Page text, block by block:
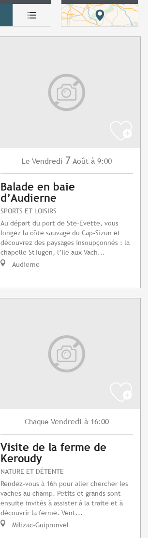
Le Vendredi 7 Août à 9:00
Balade en baie
d’Audierne
SPORTS ET LOISIRS
Au départ du port de Ste-Evette, vous
longez la côte sauvage du Cap-Sizun et
découvrez des paysages insoupçonnés : la
chapelle StTugen, l’Ile aux Vach...
Audierne
Chaque Vendredi à 16:00
Visite de la ferme de
Keroudy
NATURE ET DÉTENTE
Rendez-vous à 16h pour aller chercher les
vaches au champ. Petits et grands sont
ensuite invités à assister à la traite et à
découvrir la ferme. Vent...
Milizac-Guipronvel